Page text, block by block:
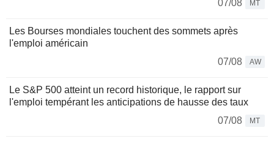
07/08
MT
Les Bourses mondiales touchent des sommets après
l'emploi américain
07/08
AW
Le S&P 500 atteint un record historique, le rapport sur
l'emploi tempérant les anticipations de hausse des taux
07/08
MT